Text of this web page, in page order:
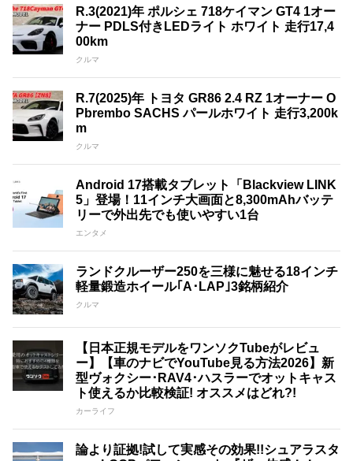
R.3(2021)年 ポルシェ 718ケイマン GT4 1オー
ナー PDLS付きLEDライト ホワイト 走行17,4
00km
クルマ
R.7(2025)年 トヨタ GR86 2.4 RZ 1オーナー O
Pbrembo SACHS パールホワイト 走行3,200k
m
クルマ
Android 17搭載タブレット「Blackview LINK
5」登場！11インチ大画面と8,300mAhバッテ
リーで外出先でも使いやすい1台
エンタメ
ランドクルーザー250を三様に魅せる18インチ
軽量鍛造ホイール｢A･LAP｣3銘柄紹介
クルマ
【日本正規モデルをワンソクTubeがレビュ
ー】【車のナビでYouTube見る方法2026】新
型ヴォクシー･RAV4･ハスラーでオットキャス
ト使えるか比較検証! オススメはどれ?!
カーライフ
論より証拠!試して実感その効果!!シュアラスタ